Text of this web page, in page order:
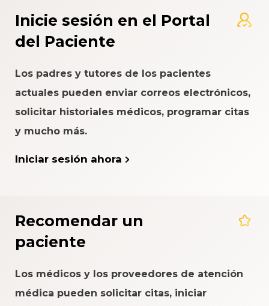
Inicie sesión en el Portal
del Paciente
Los padres y tutores de los pacientes
actuales pueden enviar correos electrónicos,
solicitar historiales médicos, programar citas
y mucho más.
Iniciar sesión ahora
Recomendar un
paciente
Los médicos y los proveedores de atención
médica pueden solicitar citas, iniciar